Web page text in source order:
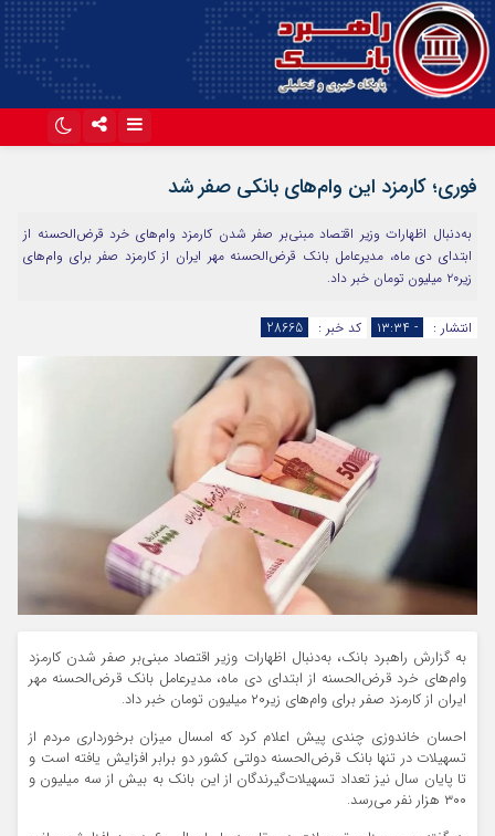
فوری؛ کارمزد این وام‌های بانکی صفر شد
به‌دنبال اظهارات وزیر اقتصاد مبنی‌بر صفر شدن کارمزد وام‌های خرد قرض‌الحسنه از
ابتدای دی ماه، مدیرعامل بانک قرض‌الحسنه مهر ایران از کارمزد صفر برای وام‌های
زیر۲۰ میلیون تومان خبر داد.
انتشار : - ۱۳:۳۴ کد خبر : 28665
به گزارش راهبرد بانک، به‌دنبال اظهارات وزیر اقتصاد مبنی‌بر صفر شدن کارمزد
وام‌های خرد قرض‌الحسنه از ابتدای دی ماه، مدیرعامل بانک قرض‌الحسنه مهر
ایران از کارمزد صفر برای وام‌های زیر۲۰ میلیون تومان خبر داد.
احسان خاندوزی چندی پیش اعلام کرد که امسال میزان برخورداری مردم از
تسهیلات در تنها بانک قرض‌الحسنه دولتی کشور دو برابر افزایش یافته است و
تا پایان سال نیز تعداد تسهیلات‌گیرندگان از این بانک به بیش از سه میلیون و
۳۰۰ هزار نفر می‌رسد.